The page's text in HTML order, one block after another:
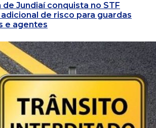
Jundiaí conquista no STF
de risco para guardas
e agentes